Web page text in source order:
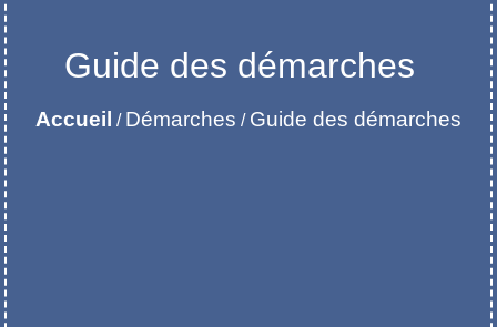
Guide des démarches
Accueil / Démarches / Guide des démarches